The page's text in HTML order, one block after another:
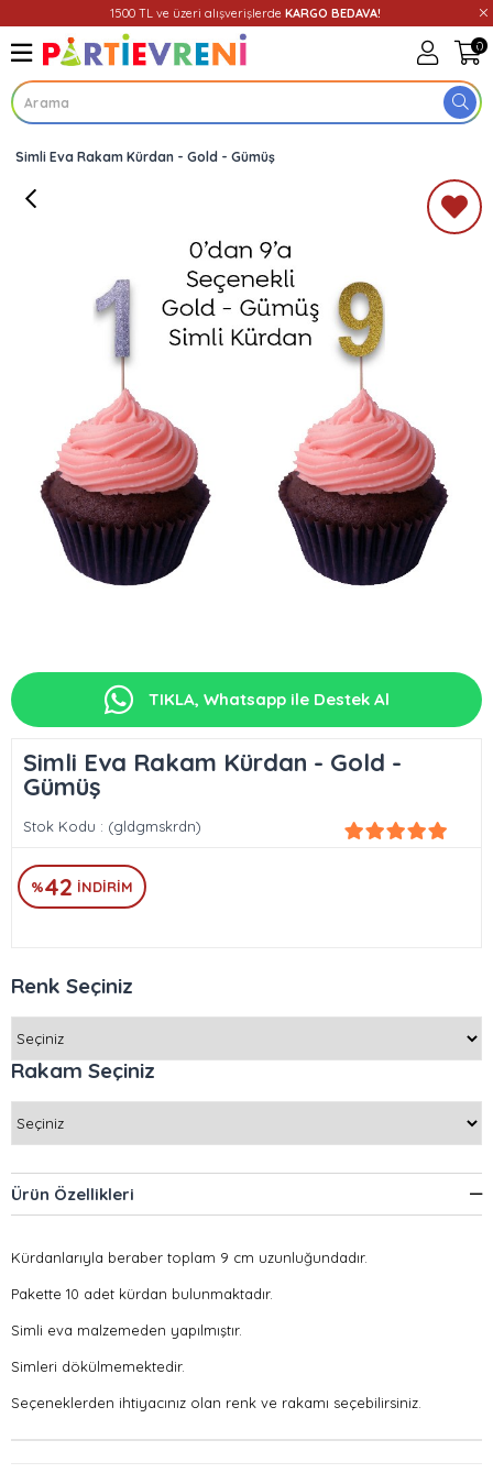
1500 TL ve üzeri alışverişlerde KARGO BEDAVA!
0
Üye Girişi Üye Ol
Simli Eva Rakam Kürdan - Gold - Gümüş
TIKLA, Whatsapp ile Destek Al
Simli Eva Rakam Kürdan - Gold -
Gümüş
Stok Kodu (gldgmskrdn)
%42 İNDIRIM
Renk Seçiniz
Rakam Seçiniz
Ürün Özellikleri
Kürdanlarıyla beraber toplam 9 cm uzunluğundadır.
Pakette 10 adet kürdan bulunmaktadır.
Simli eva malzemeden yapılmıştır.
Simleri dökülmemektedir.
Seçeneklerden ihtiyacınız olan renk ve rakamı seçebilirsiniz.